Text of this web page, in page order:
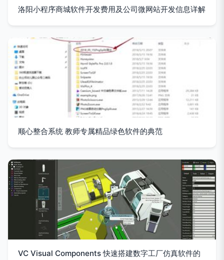
洛阳小程序商城软件开发费用及公司微网站开发信息详解
顺心整合系统 教师专属精品绿色软件的典范
VC Visual Components 快速搭建数字工厂仿真软件的